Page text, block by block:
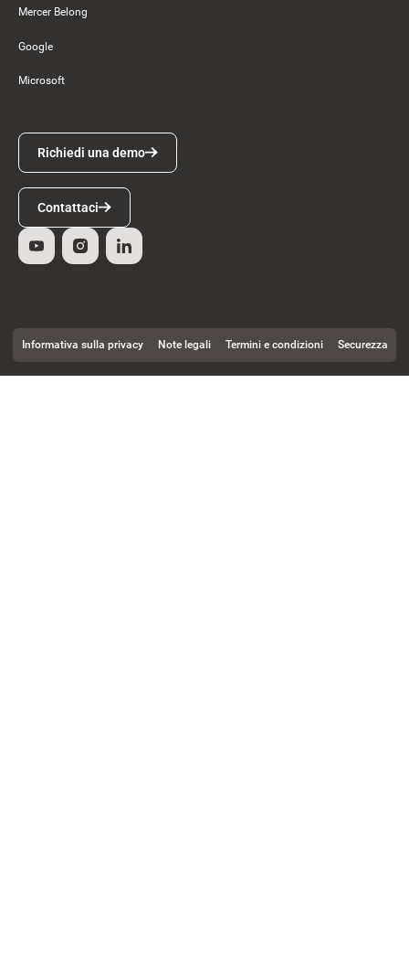
Mercer Belong
Google
Microsoft
Richiedi una demo
Richiedi una demo
Contattaci
Contattaci
Informativa sulla privacy Note legali Termini e condizioni Securezza